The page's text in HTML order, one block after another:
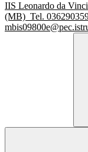
IIS Leonardo da Vinci
(MB) Tel.